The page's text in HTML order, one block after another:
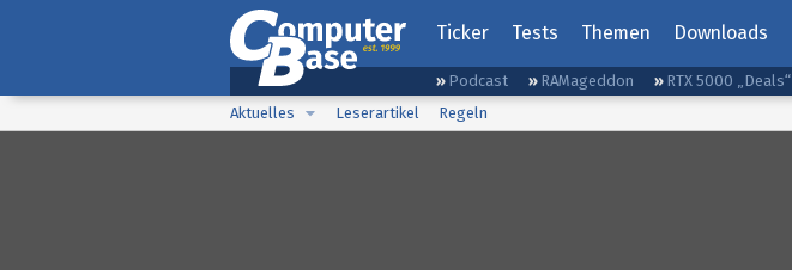
Ticker Tests Themen Downloads
Podcast RAMageddon RTX 5000 „Deals“
Aktuelles
Leserartikel Regeln